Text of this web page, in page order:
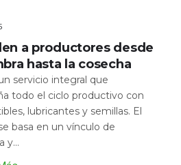
a productores desde
hasta la cosecha
servicio integral que
todo el ciclo productivo con
lubricantes y semillas. El
basa en un vínculo de
y...